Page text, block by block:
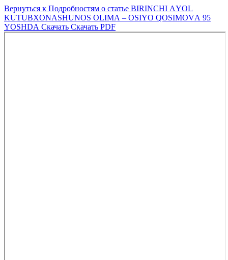
Вернуться к Подробностям о статье BIRINCHI АYOL
KUTUBXONАSHUNOS OLIMА – OSIYO QOSIMOVА 95
YOSHDА Скачать Скачать PDF